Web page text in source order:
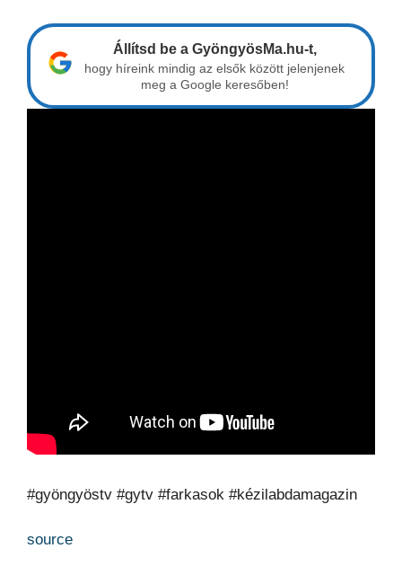
Állítsd be a GyöngyösMa.hu-t,
hogy híreink mindig az elsők között jelenjenek
meg a Google keresőben!
#gyöngyöstv #gytv #farkasok #kézilabdamagazin
source